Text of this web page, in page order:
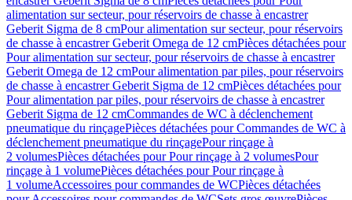
alimentation sur secteur, pour réservoirs de chasse à encastrer
Geberit Sigma de 8 cmPour alimentation sur secteur, pour réservoirs
de chasse à encastrer Geberit Omega de 12 cmPièces détachées pour
Pour alimentation sur secteur, pour réservoirs de chasse à encastrer
Geberit Omega de 12 cmPour alimentation par piles, pour réservoirs
de chasse à encastrer Geberit Sigma de 12 cmPièces détachées pour
Pour alimentation par piles, pour réservoirs de chasse à encastrer
Geberit Sigma de 12 cmCommandes de WC à déclenchement
pneumatique du rinçagePièces détachées pour Commandes de WC à
déclenchement pneumatique du rinçagePour rinçage à
2 volumesPièces détachées pour Pour rinçage à 2 volumesPour
rinçage à 1 volumePièces détachées pour Pour rinçage à
1 volumeAccessoires pour commandes de WCPièces détachées